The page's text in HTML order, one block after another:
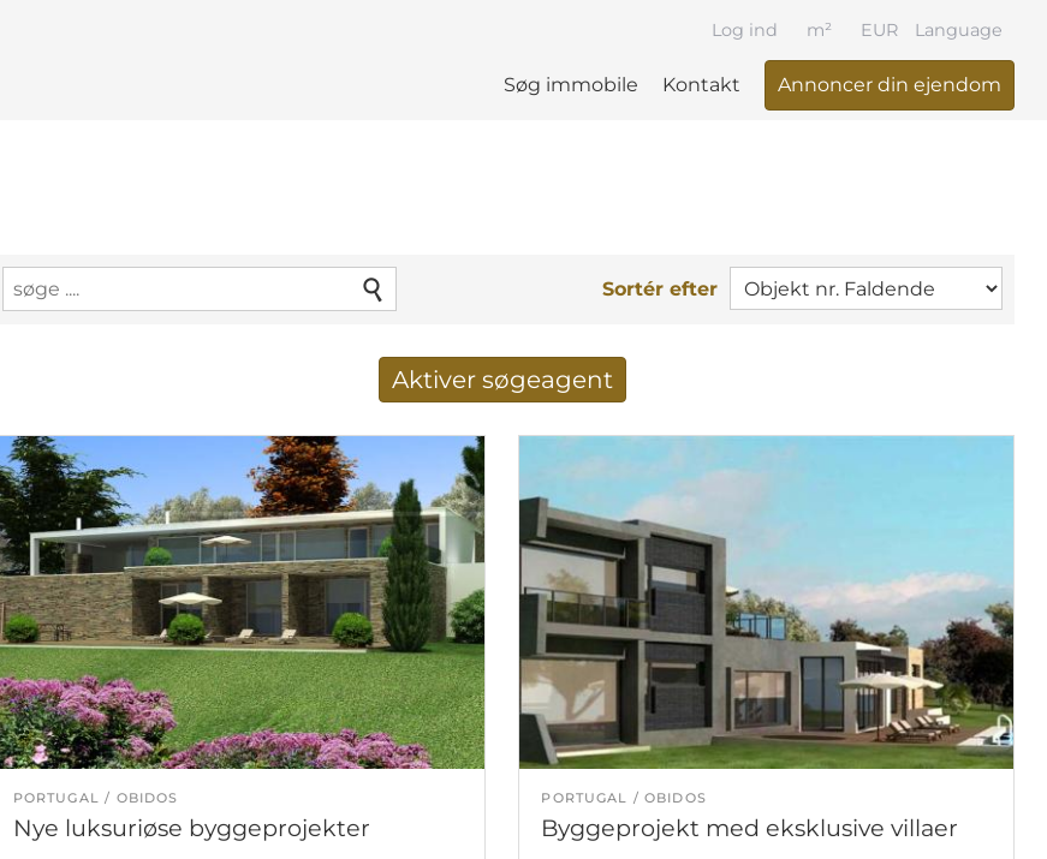
Language
Søg immobile Kontakt Annoncer din ejendom
Log ind EUR
m²
Sortér efter
Aktiver søgeagent
E-mail-adresse
PORTUGAL OBIDOS
Nye luksuriøse byggeprojekter
PORTUGAL OBIDOS
Byggeprojekt med eksklusive villaer